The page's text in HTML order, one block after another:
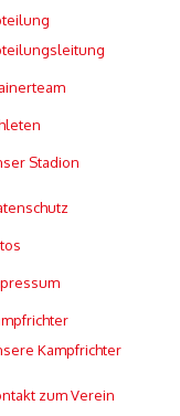
Stadion
Kampfrichter
zum Verein